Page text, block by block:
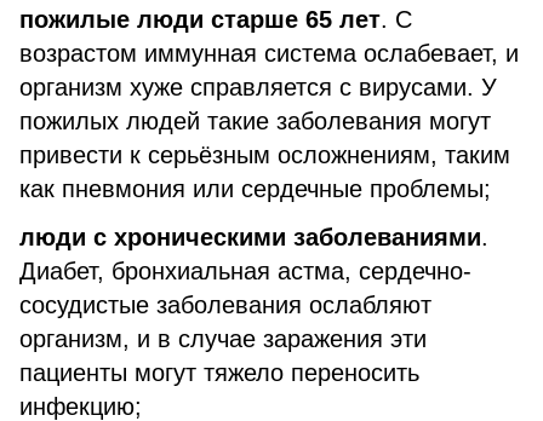
пожилые люди старше 65 лет. С
возрастом иммунная система ослабевает, и
организм хуже справляется с вирусами. У
пожилых людей такие заболевания могут
привести к серьёзным осложнениям, таким
как пневмония или сердечные проблемы;
люди с хроническими заболеваниями.
Диабет, бронхиальная астма, сердечно-
сосудистые заболевания ослабляют
организм, и в случае заражения эти
пациенты могут тяжело переносить
инфекцию;